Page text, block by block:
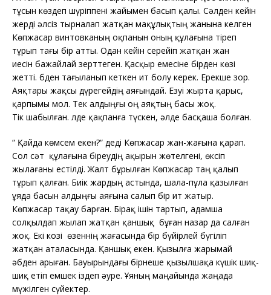
тұсын көздеп шүріппені жайымен басып қалы. Сәлден кейін
жерді әлсіз тырналап жатқан мақұлықтың жанына келген
Көпжасар винтовканың оқпанын оның құлағына тіреп
тұрып тағы бір атты. Одан кейін серейіп жатқан жан
иесін бажайлай зерттеген. Қасқыр емесіне бірден көзі
жетті. Әбден тағыланып кеткен ит болу керек. Ерекше зор.
Аяқтары жақсы дүрегейдің аяғындай. Езуі жырта қарыс,
қарпымы мол. Тек алдыңғы оң аяқтың басы жоқ.
Тік шабылған. Әлде қақпанға түскен, әлде басқаша болған.
“ Қайда көмсем екен?“ деді Көпжасар жан-жағына қарап.
Сол сәт құлағына біреудің ақырын жөтелгені, өксіп
жылағаны естілді. Жалт бұрылған Көпжасар таң қалып
тұрып қалған. Биік жардың астында, шала-пұла қазылған
ұяда басын алдыңғы аяғына салып бір ит жатыр.
Көпжасар тақау барған. Бірақ ішін тартып, адамша
солқылдап жылап жатқан қаншық бұған назар да салған
жоқ. Екі козі өзеннің жағасында бір бүйірлей бүгіліп
жатқан аталасында. Қаншық екен. Қызылға жарымай
әбден арыған. Бауырындағы бірнеше қызылшақа күшік шиқ-
шиқ етіп емшек іздеп әуре. Ұяның маңайында жаңада
мүжілген сүйектер.